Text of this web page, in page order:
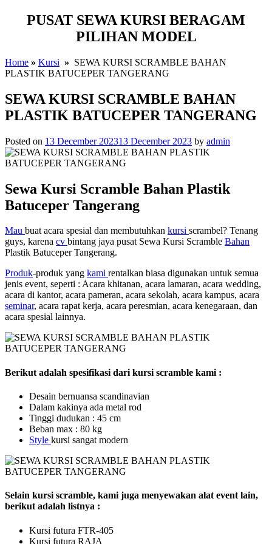
PUSAT SEWA KURSI BERAGAM
PILIHAN MODEL
Home » Kursi » SEWA KURSI SCRAMBLE BAHAN
PLASTIK BATUCEPER TANGERANG
SEWA KURSI SCRAMBLE BAHAN
PLASTIK BATUCEPER TANGERANG
Posted on 13 December 202313 December 2023 by admin
Sewa Kursi Scramble Bahan Plastik
Batuceper Tangerang
Mau buat acara spesial dan membutuhkan kursi scrambel? Tenang
guys, karena cv bintang jaya pusat Sewa Kursi Scramble Bahan
Plastik Batuceper Tangerang.
Produk-produk yang kami rentalkan biasa digunakan untuk semua
jenis event, seperti : Acara khitanan, acara lamaran, acara wedding,
acara di kantor, acara pameran, acara sekolah, acara kampus, acara
seminar, acara rapat kerja, acara peresmian, acara kenegaraan, dan
acara spesial lainnya.
Berikut adalah spesifikasi dari kursi scramble kami :
Desain bernuansa scandinavian
Dalam kakinya ada metal rod
Tinggi dudukan : 45 cm
Beban max : 80 kg
Style kursi sangat modern
Selain kursi scramble, kami juga menyewakan alat event lain,
berikut adalah listnya :
Kursi futura FTR-405
Kursi futura RAJA